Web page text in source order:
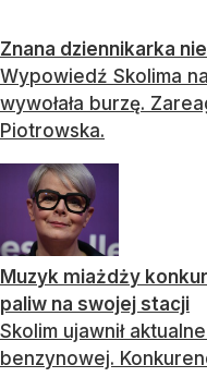
Znana dziennikarka
Wypowiedź Skolima
wywołała burzę.
Piotrowska.
Muzyk miażdży
paliw na swojej stacji
Skolim ujawnił
benzynowej.